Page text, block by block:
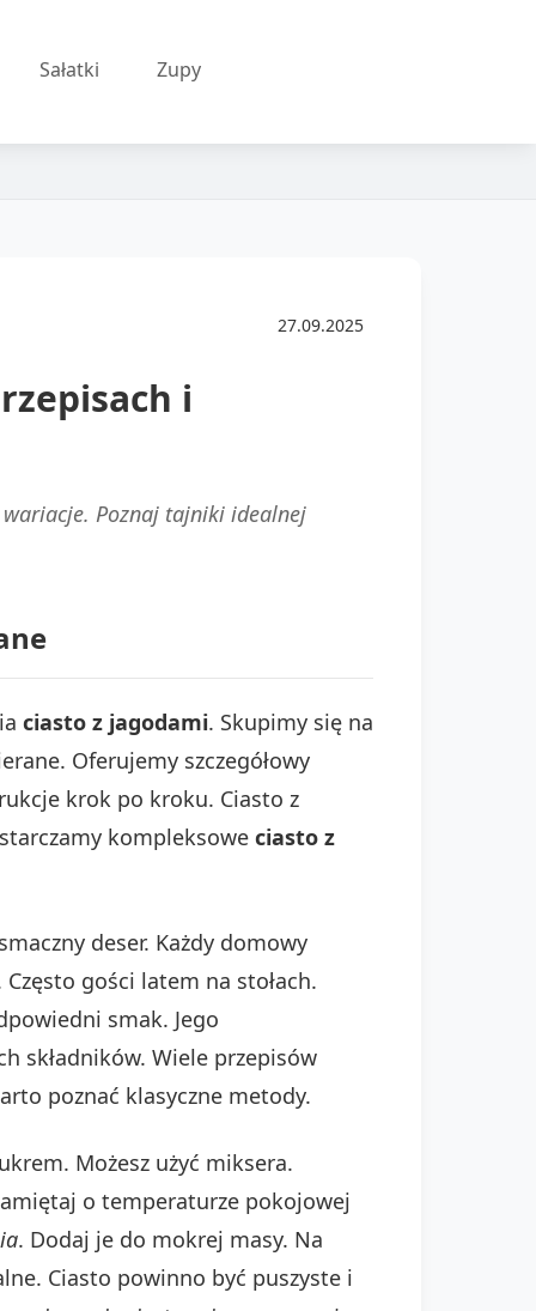
Sałatki Zupy
27.09.2025
i
Poznaj tajniki idealnej
ciasto z jagodami. Skupimy się na
Oferujemy szczegółowy
krok po kroku. Ciasto z
kompleksowe ciasto z
deser. Każdy domowy
gości latem na stołach.
smak. Jego
składników. Wiele przepisów
poznać klasyczne metody.
Możesz użyć miksera.
o temperaturze pokojowej
. Dodaj je do mokrej masy. Na
Ciasto powinno być puszyste i